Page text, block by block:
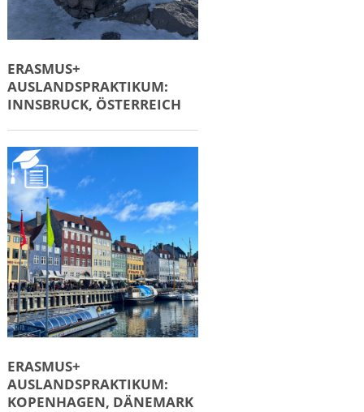
ERASMUS+
AUSLANDSPRAKTIKUM:
INNSBRUCK, ÖSTERREICH
ERASMUS+
AUSLANDSPRAKTIKUM:
KOPENHAGEN, DÄNEMARK